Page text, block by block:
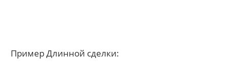
Пример Длинной сделки: